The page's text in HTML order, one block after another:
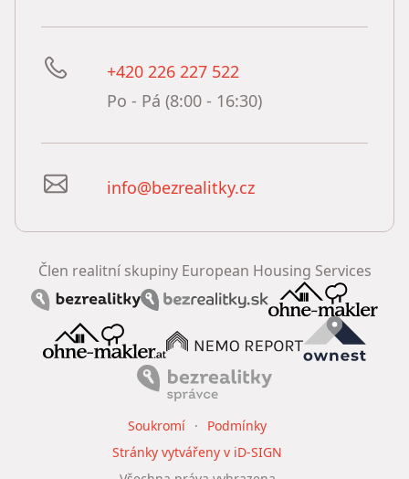
+420 226 227 522
Po - Pá (8:00 - 16:30)
info@bezrealitky.cz
Člen realitní skupiny European Housing Services
Soukromí
Podmínky
Stránky vytvářeny v iD-SIGN